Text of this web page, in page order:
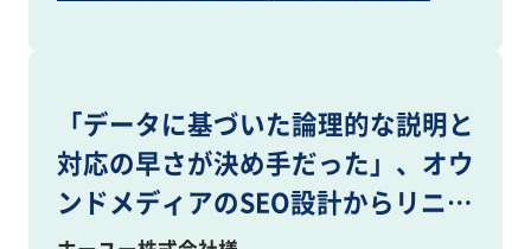
「データに基づいた論理的な説明と
対応の早さが決め手だった」、オウ
ンドメディアのSEO設計からリニュ
ーアルまで幅広くサポート